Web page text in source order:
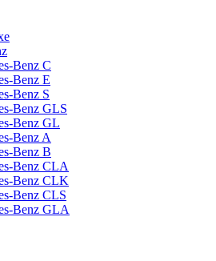
Benz C
Benz E
Benz S
Benz GLS
Benz GL
Benz A
Benz B
Benz CLA
Benz CLK
Benz CLS
Benz GLA